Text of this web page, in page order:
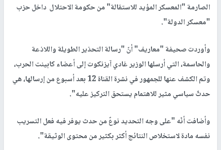
الصارمة "المعسكر المؤيد للاستقالة" من حكومة الاحتلال داخل حزب
"معسكر الدولة".
وأوردت صحيفة "معاريف" أنّ "رسالة التحذير الطويلة واللاذعة
والحاسمة، التي أرسلها الوزير غادي آيزنكوت إلى أعضاء كابينت الحرب،
وتم الكشف عنها للجمهور في نشرة القناة 12 بعد أسبوع من إرسالها، هي
حدثٌ سياسي مثير للاهتمام يستحق التركيز عليه".
وأضافت أنّه "على وجه التحديد نوعٌ من حدث يوفر فيه فعل التسريب
نفسه مادة لاستخلاص النتائج أكثر بكثير من محتوى الوثيقة".